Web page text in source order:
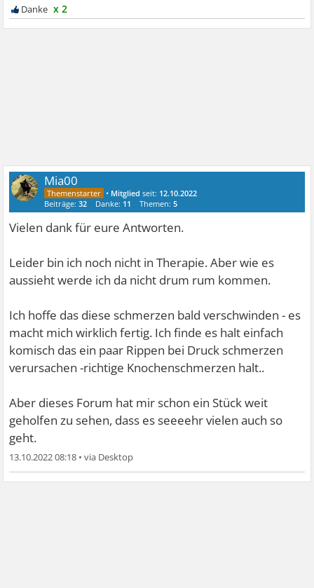
x 2
Mia00
• Mitglied seit: 12.10.2022
Beiträge:32 Danke: 11 Themen:5
Vielen dank für eure Antworten.
Leider bin ich noch nicht in Therapie. Aber wie es
aussieht werde ich da nicht drum rum kommen.
Ich hoffe das diese schmerzen bald verschwinden - es
macht mich wirklich fertig. Ich finde es halt einfach
komisch das ein paar Rippen bei Druck schmerzen
verursachen -richtige Knochenschmerzen halt..
Aber dieses Forum hat mir schon ein Stück weit
geholfen zu sehen, dass es seeeehr vielen auch so
geht.
13.10.2022 08:18 •